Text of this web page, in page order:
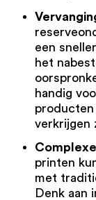
een
het
handig
producten
verkrijgen
printen
met
Denk aan